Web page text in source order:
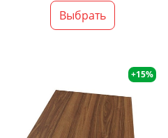
Выбрать
+15%